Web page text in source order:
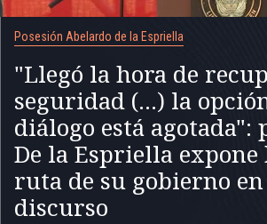
Posesión Abelardo de la Espriella
"Llegó la hora de
seguridad (...) la
diálogo está agotada":
De la Espriella expone
ruta de su gobierno
discurso